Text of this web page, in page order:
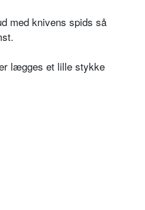
med knivens spids så
lægges et lille stykke